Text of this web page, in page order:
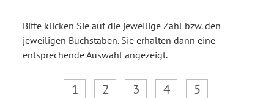
Bitte klicken Sie auf die jeweilige Zahl bzw. den
jeweiligen Buchstaben. Sie erhalten dann eine
entsprechende Auswahl angezeigt.
1 2 3 4
5